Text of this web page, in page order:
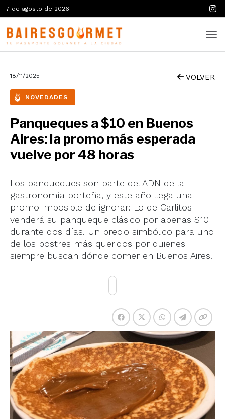
7 de agosto de 2026
18/11/2025 VOLVER
NOVEDADES
Panqueques a $10 en Buenos
Aires: la promo más esperada
vuelve por 48 horas
Los panqueques son parte del ADN de la
gastronomía porteña, y este año llega una
promo imposible de ignorar: Lo de Carlitos
venderá su panqueque clásico por apenas $10
durante dos días. Un precio simbólico para uno
de los postres más queridos por quienes
siempre buscan dónde comer en Buenos Aires.